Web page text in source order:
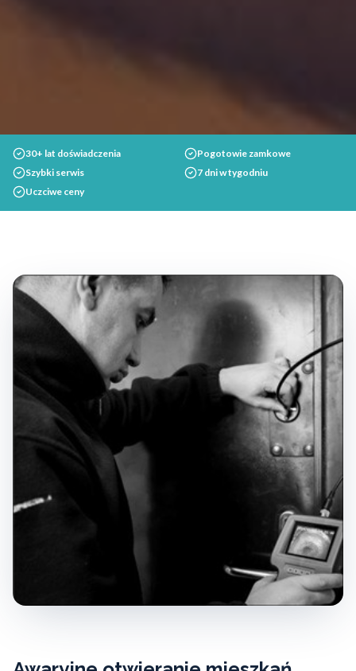
30+ lat doświadczenia
Pogotowie zamkowe
Szybki serwis
7 dni w tygodniu
Uczciwe ceny